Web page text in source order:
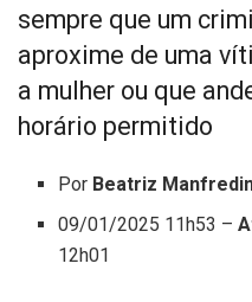
sempre que um
aproxime de uma
a mulher ou que
horário permitido
Por Beatriz
09/01/2025 11h53 –
12h01